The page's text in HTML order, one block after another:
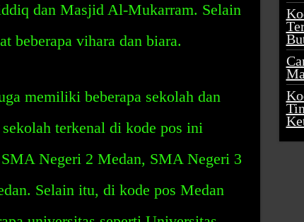
dan Masjid Al-Mukarram. Selain
beberapa vihara dan biara.
memiliki beberapa sekolah dan
terkenal di kode pos ini
Negeri 2 Medan, SMA Negeri 3
Selain itu, di kode pos Medan